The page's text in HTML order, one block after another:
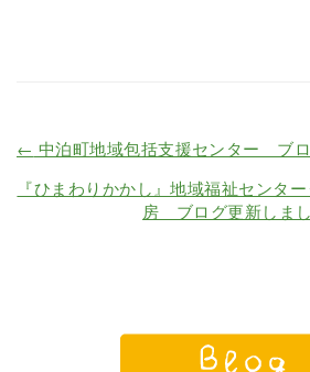
← 中泊町地域包括支援センター ブ
『ひまわりかかし』地域福祉センタ
房 ブログ更新しま